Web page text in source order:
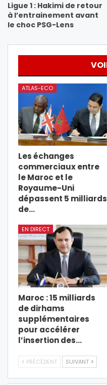
Ligue 1 : Hakimi de retour
à l’entrainement avant
le choc PSG-Lens
ATLAS-ECO
Les échanges
commerciaux entre
le Maroc et le
Royaume-Uni
dépassent 5 milliards
de…
EN DIRECT
Maroc : 15 milliards
de dirhams
supplémentaires
pour accélérer
l’insertion des…
PRÉCÉDENT SUIVANT